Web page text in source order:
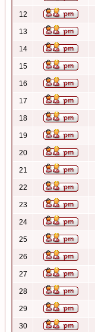
12
13
14
15
16
17
18
19
20
21
22
23
24
25
26
27
28
29
30